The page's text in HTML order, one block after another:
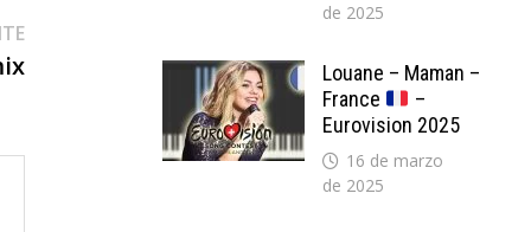
Entrada
siguiente:
de 2025
Louane – Maman –
France
–
Eurovision 2025
16 de marzo
de 2025